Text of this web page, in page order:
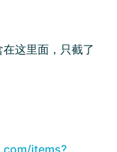
这里面，只截了
items?